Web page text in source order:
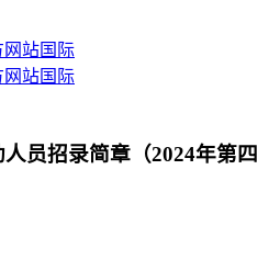
网站国际
网站国际
员招录简章（2024年第四